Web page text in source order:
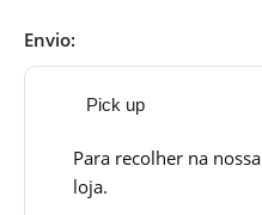
Envio:
Pick up
Para recolher na nossa
loja.